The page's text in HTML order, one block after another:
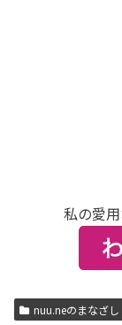
私の愛
nuu.neのまなざ